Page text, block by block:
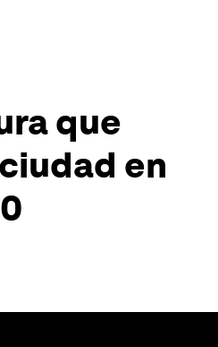
que
en